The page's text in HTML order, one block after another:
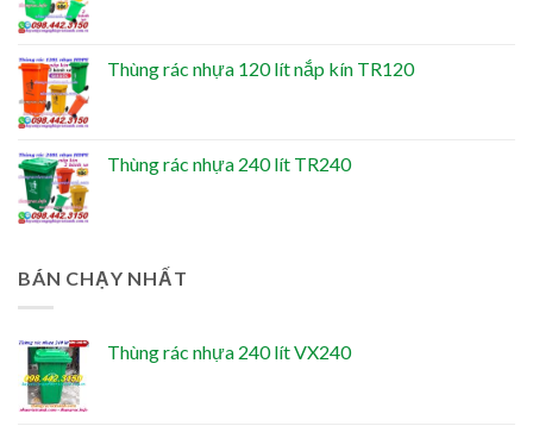
Thùng rác nhựa 120 lít nắp kín TR120
Thùng rác nhựa 240 lít TR240
BÁN CHẠY NHẤT
Thùng rác nhựa 240 lít VX240